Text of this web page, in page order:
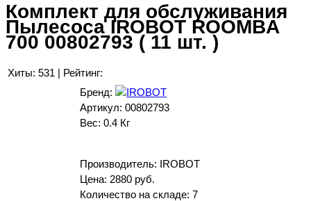
Комплект для обслуживания
Пылесоса IROBOT ROOMBA
700 00802793 ( 11 шт. )
Хиты: 531 | Рейтинг:
Бренд:
Артикул: 00802793
Вес: 0.4 Кг
Производитель: IROBOT
Цена: 2880 руб.
Количество на складе: 7